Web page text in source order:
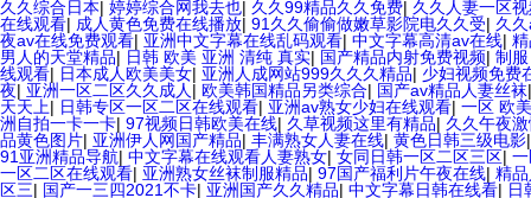
久久综合日本| 婷婷综合网我去也| 久久99精品久久免费| 久久人妻一区
在线观看| 成人黄色免费在线播放| 91久久偷偷做嫩草影院电久久受| 久
夜av在线免费观看| 亚洲中文字幕在线乱码观看| 中文字幕高清av在线|
男人的天堂精品| 日韩 欧美 亚洲 清纯 真实| 国产精品内射免费视频| 制
线观看| 日本成人欧美美女| 亚洲人成网站999久久久精品| 少妇视频免费
夜| 亚洲一区二区久久成人 | 欧美韩国精品另类综合| 国产av精品人妻丝袜
天天上| 日韩专区一区二区在线观看| 亚洲av熟女少妇在线观看| 一区 欧
洲自拍一卡一卡| 97视频日韩欧美在线| 久草视频这里有精品| 久久午夜
品黄色图片| 亚洲伊人网国产精品| 丰满熟女人妻在线| 黄色日韩三级电影
91亚洲精品导航| 中文字幕在线观看人妻熟女| 女同日韩一区二区三区|
一区二区在线观看| 亚洲熟女丝袜制服精品| 97国产福利片午夜在线| 精
区三| 国产一三四2021不卡| 亚洲国产久久精品| 中文字幕日韩在线看| 日